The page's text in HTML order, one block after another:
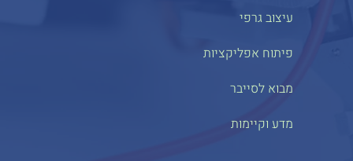
עיצוב גרפי
פיתוח אפליקציות
מבוא לסייבר
מדע וקיימות